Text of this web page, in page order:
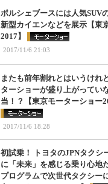
ポルシェブースには人気SUV
新型カイエンなどを展示【東
2017】
2017/11/6 21:03
またも前年割れとはいうけれ
ターショーが盛り上がってい
当！？【東京モーターショー
2017/11/6 18:28
初試乗！ トヨタのJPNタクシ
に「未来」を感じる乗り心地
プログラムで次世代タクシー